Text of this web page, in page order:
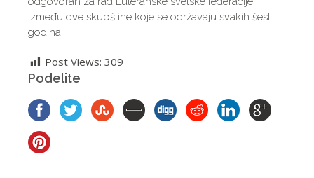
između dve skupštine koje se održavaju svakih šest
godina.
Post Views: 309
Podelite